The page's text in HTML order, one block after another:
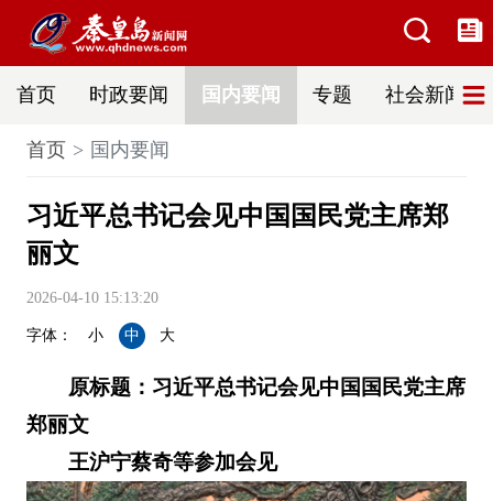
首页 时政要闻 国内要闻 专题 社会新闻
首页 国内要闻
习近平总书记会见中国国民党主席郑
丽文
2026-04-10 15:13:20
字体： 小 中 大
原标题：习近平总书记会见中国国民党主席
郑丽文
王沪宁蔡奇等参加会见